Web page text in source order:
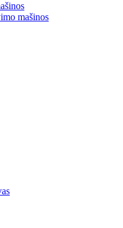
mašinos